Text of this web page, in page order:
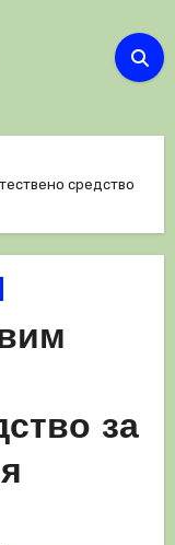
средство
за